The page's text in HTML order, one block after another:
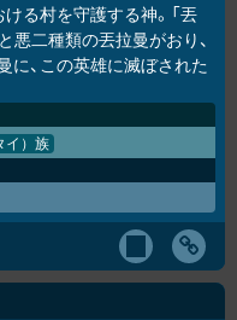
ける村を守護する神。「丟
悪二種類の丟拉曼がおり、
、この英雄に滅ぼされた
イ）族